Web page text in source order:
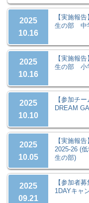
2025
10.16
【実施報
生の部 中
2025
10.16
【実施報
生の部 小
2025
10.10
【参加チ
DREAM
2025
10.05
【実施報
2025-26 (
生の部)
2025
09.21
【参加者
1DAYキャ